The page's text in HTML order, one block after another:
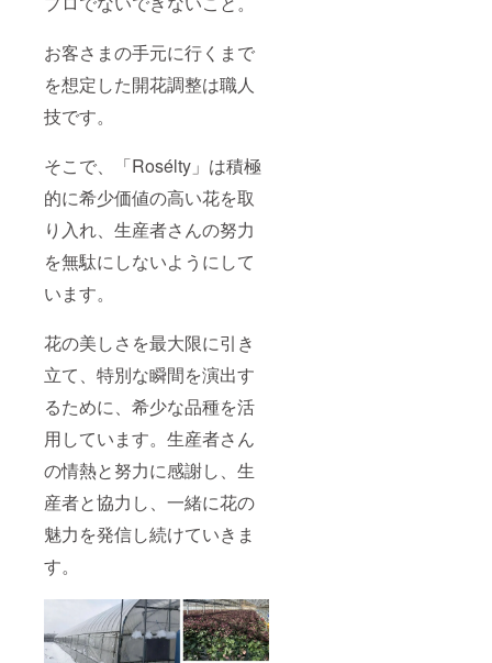
お客さまの手元に行くまで
を想定した開花調整は職人
技です。
そこで、「Rosélty」は積極
的に希少価値の高い花を取
り入れ、生産者さんの努力
を無駄にしないようにして
います。
花の美しさを最大限に引き
立て、特別な瞬間を演出す
るために、希少な品種を活
用しています。生産者さん
の情熱と努力に感謝し、生
産者と協力し、一緒に花の
魅力を発信し続けていきま
す。